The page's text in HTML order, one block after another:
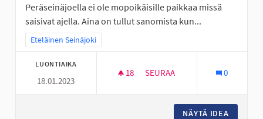
Peräseinäjoella ei ole mopoikäisille paikkaa missä
saisivat ajella. Aina on tullut sanomista kun...
Rajaa tulokset teeman mukaan: Eteläinen Seinäjoki
Eteläinen Seinäjoki
LUONTIAIKA
18.01.2023
18 18 SEURAAJAA
SEURAA 0
NÄYTÄ IDEA